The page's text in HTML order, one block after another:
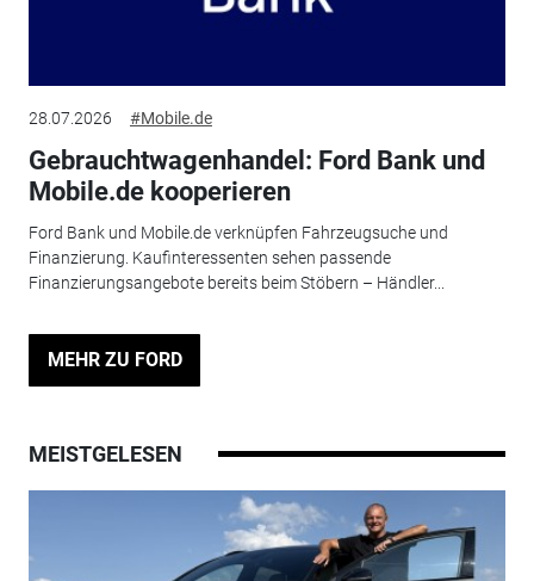
28.07.2026 #Mobile.de
Gebrauchtwagenhandel: Ford Bank und
Mobile.de kooperieren
Ford Bank und Mobile.de verknüpfen Fahrzeugsuche und
Finanzierung. Kaufinteressenten sehen passende
Finanzierungsangebote bereits beim Stöbern – Händler...
MEHR ZU FORD
MEISTGELESEN